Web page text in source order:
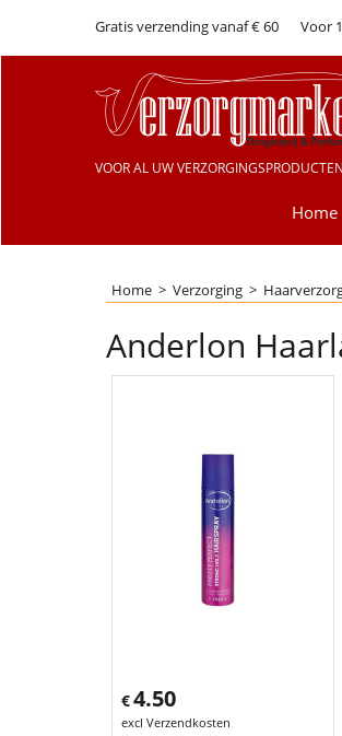
Gratis verzending vanaf € 60 Voor
VOOR AL UW VERZORGINGSPRODUCTEN
Home
Home > Verzorging >
Anderlon
€4.50
excl Verzendkosten